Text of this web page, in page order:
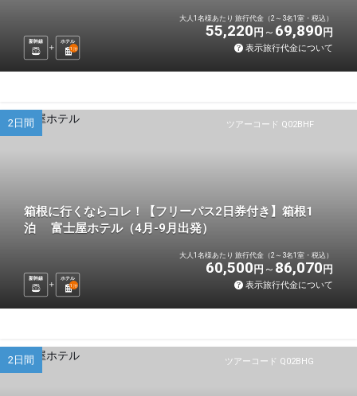
新幹線
ホテル
1 泊
大人1名様あたり 旅行代金（2～3名1室・税込）
55,220 円 69,890 円
表示旅行代金について
ツアーコード Q02BHF
2日間
箱根に行くならコレ！【フリーパス2日券付き】箱根1
泊 富士屋ホテル（4月-9月出発）
新幹線
ホテル
1 泊
大人1名様あたり 旅行代金（2～3名1室・税込）
60,500 円 86,070 円
表示旅行代金について
ツアーコード Q02BHG
2日間